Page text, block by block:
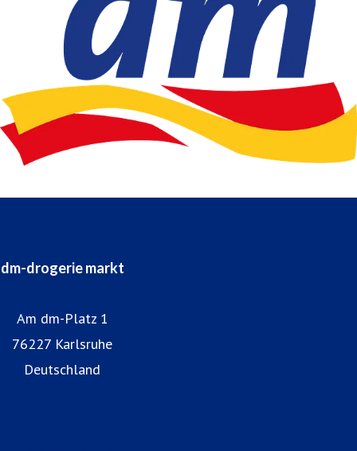
dm-drogerie markt
Am dm-Platz 1
76227 Karlsruhe
Deutschland